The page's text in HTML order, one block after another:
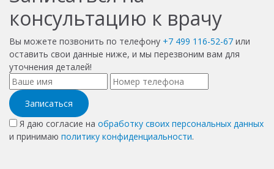
консультацию к врачу
Вы можете позвонить по телефону +7 499 116-52-67 или
оставить свои данные ниже, и мы перезвоним вам для
уточнения деталей!
Записаться
Я даю согласие на обработку своих персональных данных
и принимаю политику конфиденциальности.